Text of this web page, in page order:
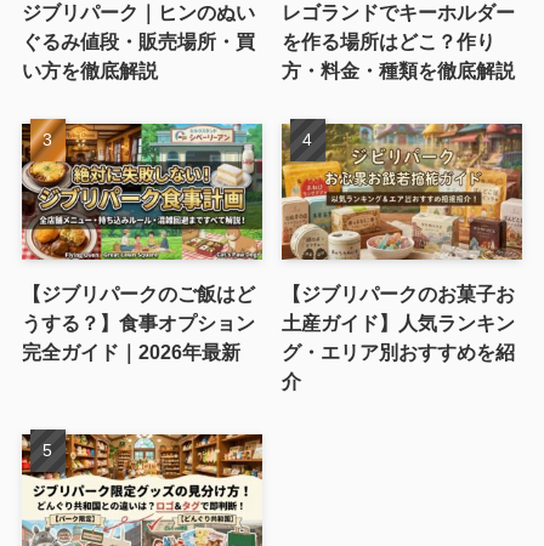
ジブリパーク｜ヒンのぬい
ぐるみ値段・販売場所・買
い方を徹底解説
レゴランドでキーホルダー
を作る場所はどこ？作り
方・料金・種類を徹底解説
【ジブリパークのご飯はど
うする？】食事オプション
完全ガイド｜2026年最新
【ジブリパークのお菓子お
土産ガイド】人気ランキン
グ・エリア別おすすめを紹
介